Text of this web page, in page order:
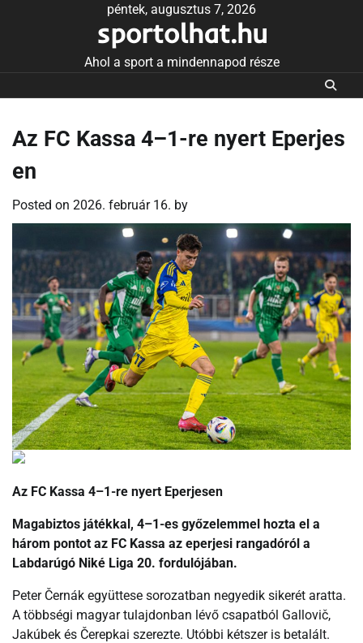
péntek, augusztus 7, 2026
sportolhat.hu
Ahol a sport a mindennapod része
Az FC Kassa 4–1-re nyert Eperjes
en
Posted on 2026. február 16. by
Az FC Kassa 4–1-re nyert Eperjesen
Magabiztos játékkal, 4–1-es győzelemmel hozta el a
három pontot az FC Kassa az eperjesi rangadóról a
Labdarúgó Niké Liga 20. fordulójában.
Peter Černák együttese sorozatban negyedik sikerét aratta.
A többségi magyar tulajdonban lévő csapatból Gallovič,
Jakúbek és Čerepkai szerezte. Utóbbi kétszer is betalált.